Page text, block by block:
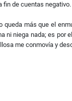
fin de cuentas negativo.
queda más que el
ni niega nada; es
me conmovía y